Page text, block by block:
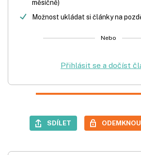
měsíčně)
Možnost ukládat si články na
Nebo
Přihlásit se a dočíst
SDÍLET